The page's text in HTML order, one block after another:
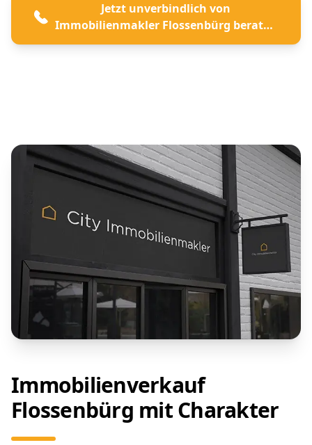
Jetzt unverbindlich von
Immobilienmakler Flossenbürg beraten
lassen
Immobilienverkauf
Flossenbürg mit Charakter